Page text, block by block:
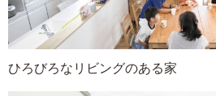
ひろびろなリビングのある家